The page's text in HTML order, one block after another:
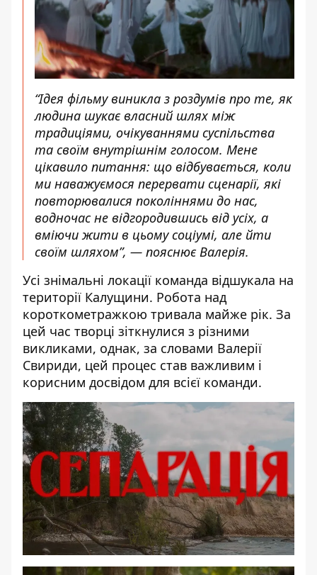
“Ідея фільму виникла з роздумів про те, як
людина шукає власний шлях між
традиціями, очікуваннями суспільства
та своїм внутрішнім голосом. Мене
цікавило питання: що відбувається, коли
ми наважуємося перервати сценарії, які
повторювалися поколіннями до нас,
водночас не відгородившись від усіх, а
вміючи жити в цьому соціумі, але йти
своїм шляхом”, — пояснює Валерія.
Усі знімальні локації команда відшукала на
території Калущини. Робота над
короткометражкою тривала майже рік. За
цей час творці зіткнулися з різними
викликами, однак, за словами Валерії
Свириди, цей процес став важливим і
корисним досвідом для всієї команди.